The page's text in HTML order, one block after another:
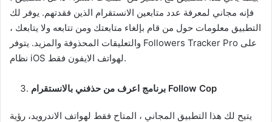
فإنه مجاني لمعرفة عدد متابعين الانستقرام الذين فقدتهم. يوفر لك
التطبيق معلومات حول من قام بإلغاء متابعتك ومن تتابعه ولا يتابعك ،
والتعليقات المحذوفة والمزيد. يتوفر Followers Tracker Pro على
نظام iOS لهواتف الايفون فقط.
برنامج اعرف من حذفني بالانستقرام Follow Cop
يتيح لك هذا التطبيق المجاني ، المتاح فقط لهواتف الاندرويد، رؤية